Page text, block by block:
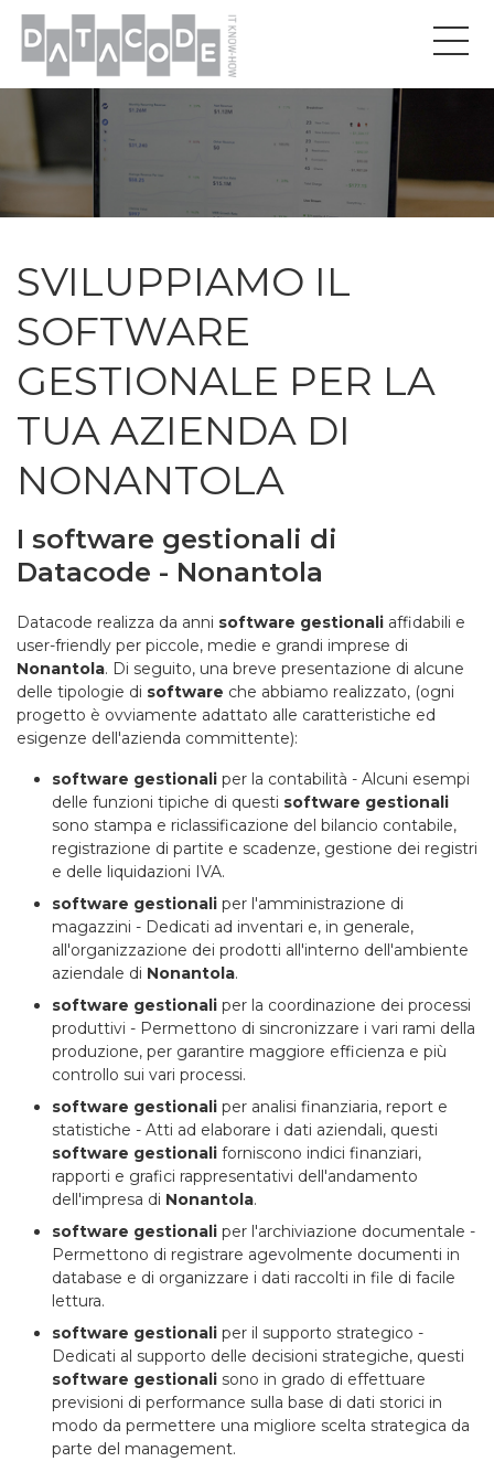
SVILUPPIAMO IL
SOFTWARE
GESTIONALE PER LA
TUA AZIENDA DI
NONANTOLA
I software gestionali di
Datacode - Nonantola
Datacode realizza da anni software gestionali affidabili e
user-friendly per piccole, medie e grandi imprese di
Nonantola. Di seguito, una breve presentazione di alcune
delle tipologie di software che abbiamo realizzato, (ogni
progetto è ovviamente adattato alle caratteristiche ed
esigenze dell'azienda committente):
software gestionali per la contabilità - Alcuni esempi
delle funzioni tipiche di questi software gestionali
sono stampa e riclassificazione del bilancio contabile,
registrazione di partite e scadenze, gestione dei registri
e delle liquidazioni IVA.
software gestionali per l'amministrazione di
magazzini - Dedicati ad inventari e, in generale,
all'organizzazione dei prodotti all'interno dell'ambiente
aziendale di Nonantola.
software gestionali per la coordinazione dei processi
produttivi - Permettono di sincronizzare i vari rami della
produzione, per garantire maggiore efficienza e più
controllo sui vari processi.
software gestionali per analisi finanziaria, report e
statistiche - Atti ad elaborare i dati aziendali, questi
software gestionali forniscono indici finanziari,
rapporti e grafici rappresentativi dell'andamento
dell'impresa di Nonantola.
software gestionali per l'archiviazione documentale -
Permettono di registrare agevolmente documenti in
database e di organizzare i dati raccolti in file di facile
lettura.
software gestionali per il supporto strategico -
Dedicati al supporto delle decisioni strategiche, questi
software gestionali sono in grado di effettuare
previsioni di performance sulla base di dati storici in
modo da permettere una migliore scelta strategica da
parte del management.